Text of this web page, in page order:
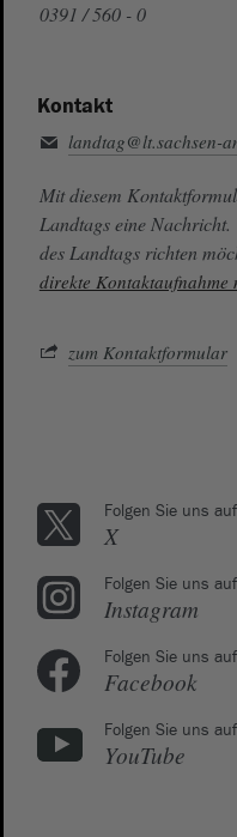
0391 / 560 - 0
Kontakt
landtag@lt.sachsen-
Mit diesem
Landtags eine
des Landtags richten
direkte Kontaktaufnahme
zum Kontaktformular
Folgen Sie uns auf
X
Folgen Sie uns auf
Instagram
Folgen Sie uns auf
Facebook
Folgen Sie uns auf
YouTube